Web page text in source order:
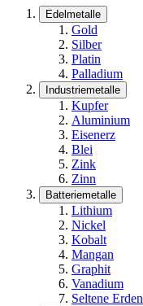
Edelmetalle
Gold
Silber
Platin
Palladium
Industriemetalle
Kupfer
Aluminium
Eisenerz
Blei
Zink
Zinn
Batteriemetalle
Lithium
Nickel
Kobalt
Mangan
Graphit
Vanadium
Seltene Erden